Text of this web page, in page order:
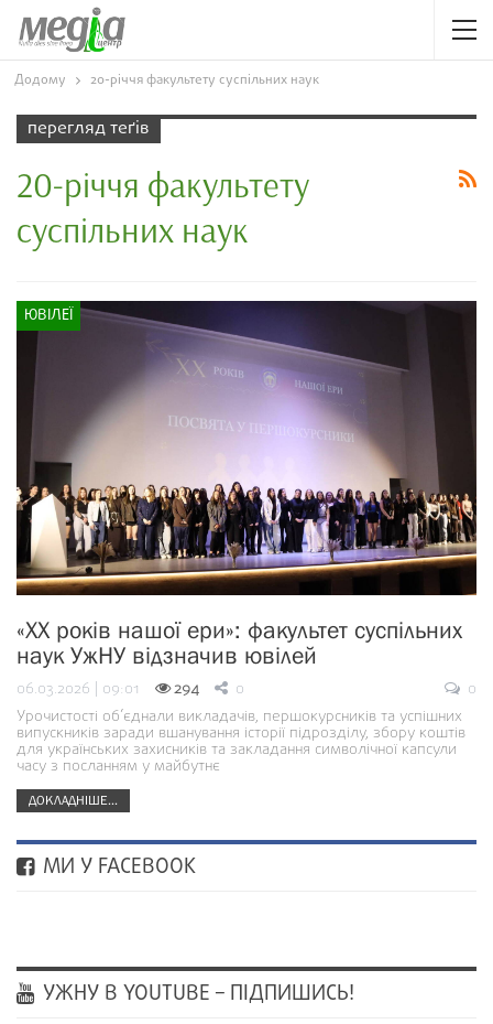
Додому 20-річчя факультету суспільних наук
перегляд теґів
20-річчя факультету
суспільних наук
ЮВІЛЕЇ
«ХХ років нашої ери»: факультет суспільних
наук УжНУ відзначив ювілей
06.03.2026 | 09:01 294 0
0
Урочистості об’єднали викладачів, першокурсників та успішних
випускників заради вшанування історії підрозділу, збору коштів
для українських захисників та закладання символічної капсули
часу з посланням у майбутнє
ДОКЛАДНІШЕ...
МИ У FACEBOOK
УЖНУ В YOUTUBE – ПІДПИШИСЬ!